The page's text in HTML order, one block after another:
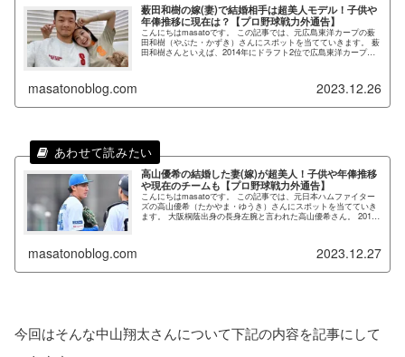
薮田和樹の嫁(妻)で結婚相手は超美人モデル！子供や
年俸推移に現在は？【プロ野球戦力外通告】
こんにちはmasatoです。 この記事では、元広島東洋カープの薮
田和樹（やぶた・かずき）さんにスポットを当てていきます。 薮
田和樹さんといえば、2014年にドラフト2位で広島東洋カープに
入団をし、2017年にはWBC（侍ジャパン）の選抜投手...
masatonoblog.com 2023.12.26
高山優希の結婚した妻(嫁)が超美人！子供や年俸推移
や現在のチームも【プロ野球戦力外通告】
こんにちはmasatoです。 この記事では、元日本ハムファイター
ズの高山優希（たかやま・ゆうき）さんにスポットを当てていき
ます。 大阪桐蔭出身の長身左腕と言われた高山優希さん。 2016
masatonoblog.com 2023.12.27
今回はそんな中山翔太さんについて下記の内容を記事にして